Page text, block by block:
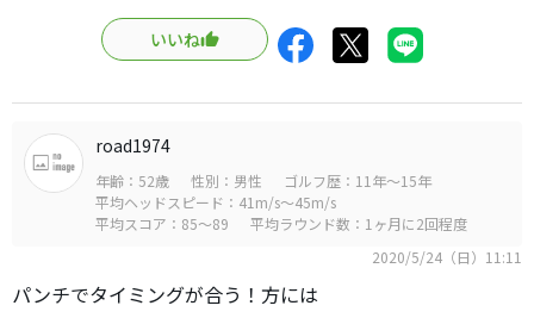
いいね
road1974
年齢：52歳 性別：男性
ゴルフ歴：11年～15年
平均ヘッドスピード：41m/s～45m/s
平均スコア：85～89
平均ラウンド数：1ヶ月に2回程度
2020/5/24（日）11:11
パンチでタイミングが合う！方には